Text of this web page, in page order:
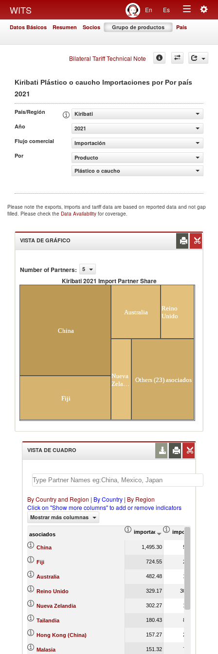
WITS En Es
Toggle
Datos Básicos Resumen Socios Grupo de productos País
Bilateral Tariff Technical Note
Kiribati Plástico o caucho Importaciones por Por país
2021
País/Región
Kiribati
Año
2021
Flujo comercial
Importación
Por
Producto
Plástico o caucho
Please note the exports, imports and tariff data are based on reported data and not gap
filled. Please check the Data Availability for coverage.
VISTA DE GRÁFICO
Number of Partners: 5
Kiribati 2021 Import Partner Share
China
Fiji
Australia
Reino
Unido
Nueva
Others (23) asociados
VISTA DE CUADRO
By Country and Region | By Country | By Region
Click on "Show more columns" to add or remove indicators
Mostrar más columnas
asociados importación Valor del comercio
importación
China 1,495.30 5.45
Fiji 724.55 2.56
Australia 482.48 1.91
Reino Unido 329.17 30.47
Nueva Zelandia 302.27 1.92
Tailandia 180.43 8.42
Hong Kong (China) 157.27 2.63
Malasia 151.32 7.94